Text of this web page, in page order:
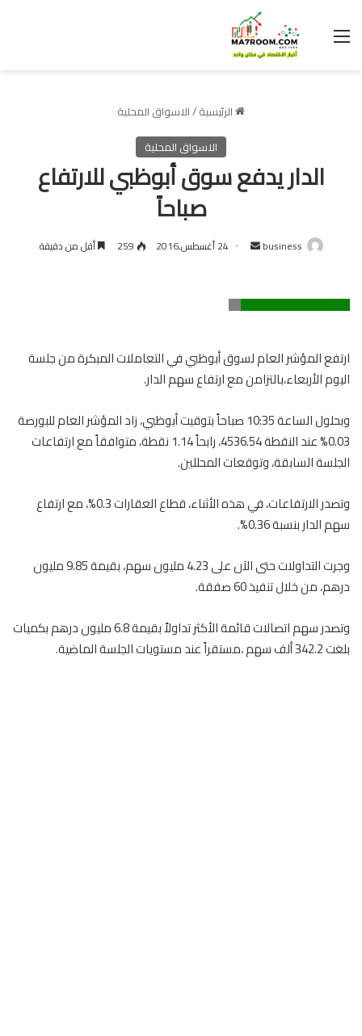
القائمة
الرئيسية/الاسواق المحلية
الاسواق المحلية
الدار يدفع سوق أبوظبي للارتفاع
صباحاً
business
أرسل 24 أغسطس,2016 259 أقل من دقيقة
ارتفع المؤشر العام لسوق أبوظبي في التعاملات المبكرة من جلسة
اليوم الأربعاء،بالتزامن مع ارتفاع سهم الدار.
وبحلول الساعة 10:35 صباحاً بتوقيت أبوظبي، زاد المؤشر العام للبورصة
0.03% عند النقطة 4536.54، رابحاً 1.14 نقطة، متوافقاً مع ارتفاعات
الجلسة السابقة، وتوقعات المحللين.
وتصدر الارتفاعات، في هذه الأثناء، قطاع العقارات 0.3%، مع ارتفاع
سهم الدار بنسبة 0.36%.
وجرت التداولات حتى الآن على 4.23 مليون سهم، بقيمة 9.85 مليون
درهم، من خلال تنفيذ 60 صفقة.
وتصدر سهم اتصالات قائمة الأكثر تداولاً بقيمة 6.8 مليون درهم بكميات
بلغت 342.2 ألف سهم ،مستقراً عند مستويات الجلسة الماضية.